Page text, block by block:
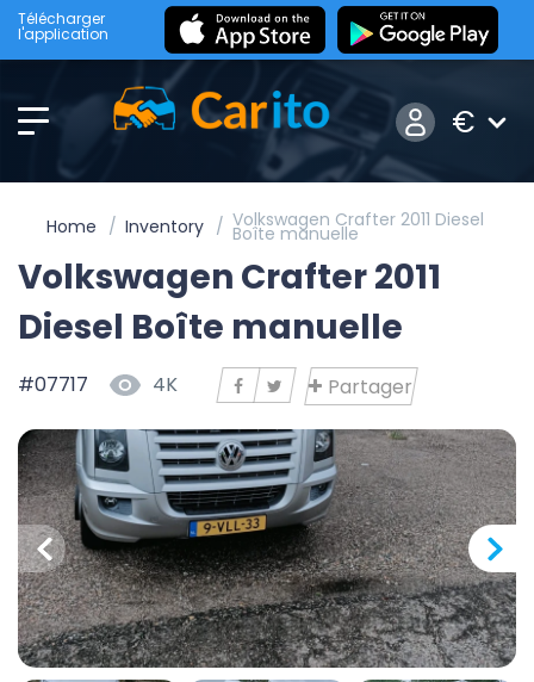
Télécharger
l'application
€
Home Inventory Volkswagen Crafter 2011 Diesel
Boîte manuelle
Volkswagen Crafter 2011
Diesel Boîte manuelle
#07717 4K Partager